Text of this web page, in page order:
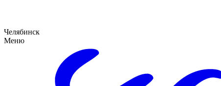
Челябинск
Меню